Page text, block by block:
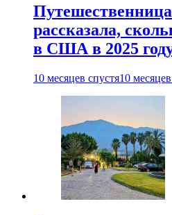
рассказала,
в США в 2025
10 месяцев спустя10